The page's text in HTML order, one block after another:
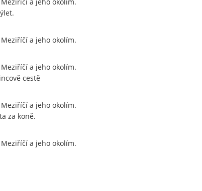
a jeho okolím.
a jeho okolím.
cestě
a jeho okolím.
za koně.
a jeho okolím.